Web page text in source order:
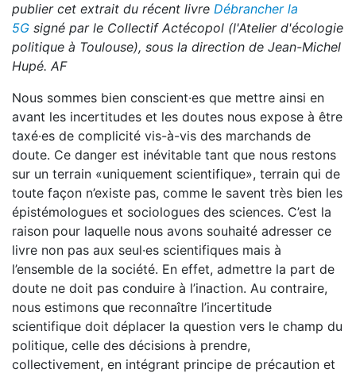
publier cet extrait du récent livre Débrancher la
5G signé par le Collectif Actécopol (l'Atelier d'écologie
politique à Toulouse), sous la direction de Jean-Michel
Hupé. AF
Nous sommes bien conscient·es que mettre ainsi en
avant les incertitudes et les doutes nous expose à être
taxé·es de complicité vis-à-vis des marchands de
doute. Ce danger est inévitable tant que nous restons
sur un terrain «uniquement scientifique», terrain qui de
toute façon n’existe pas, comme le savent très bien les
épistémologues et sociologues des sciences. C’est la
raison pour laquelle nous avons souhaité adresser ce
livre non pas aux seul·es scientifiques mais à
l’ensemble de la société. En effet, admettre la part de
doute ne doit pas conduire à l’inaction. Au contraire,
nous estimons que reconnaître l’incertitude
scientifique doit déplacer la question vers le champ du
politique, celle des décisions à prendre,
collectivement, en intégrant principe de précaution et